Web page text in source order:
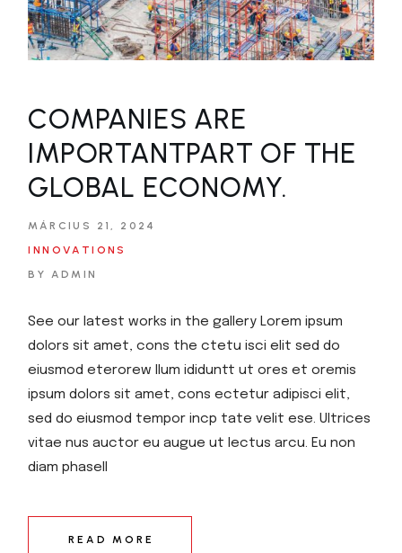
COMPANIES ARE
IMPORTANTPART OF THE
GLOBAL ECONOMY.
MÁRCIUS 21, 2024
INNOVATIONS
BY ADMIN
See our latest works in the gallery Lorem ipsum
dolors sit amet, cons the ctetu isci elit sed do
eiusmod eterorew llum ididuntt ut ores et oremis
ipsum dolors sit amet, cons ectetur adipisci elit,
sed do eiusmod tempor incp tate velit ese. Ultrices
vitae nus auctor eu augue ut lectus arcu. Eu non
diam phasell
READ MORE